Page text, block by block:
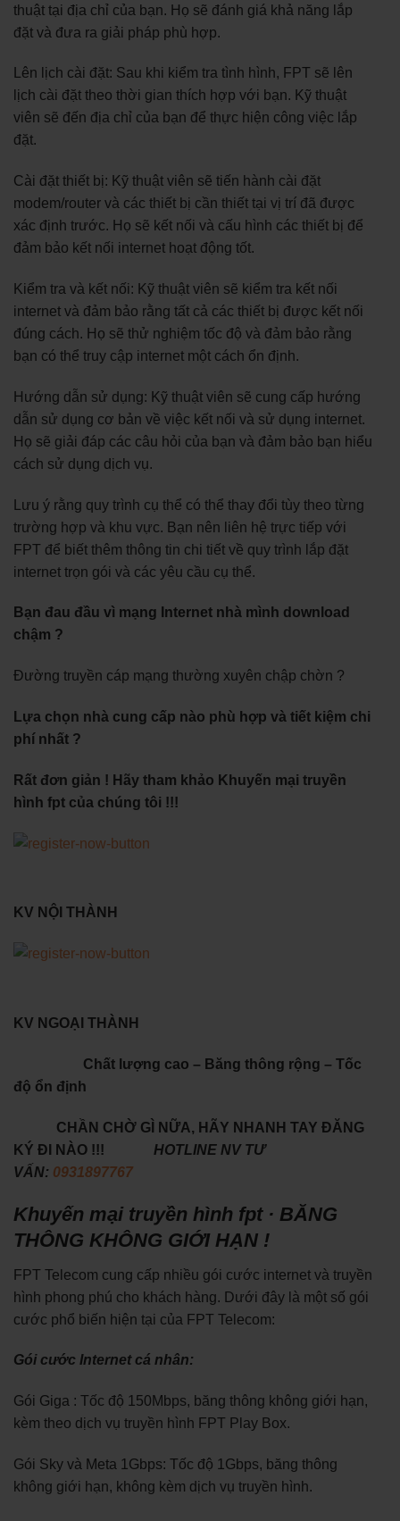
thuật tại địa chỉ của bạn. Họ sẽ đánh giá khả năng lắp
đặt và đưa ra giải pháp phù hợp.
Lên lịch cài đặt: Sau khi kiểm tra tình hình, FPT sẽ lên
lịch cài đặt theo thời gian thích hợp với bạn. Kỹ thuật
viên sẽ đến địa chỉ của bạn để thực hiện công việc lắp
đặt.
Cài đặt thiết bị: Kỹ thuật viên sẽ tiến hành cài đặt
modem/router và các thiết bị cần thiết tại vị trí đã được
xác định trước. Họ sẽ kết nối và cấu hình các thiết bị để
đảm bảo kết nối internet hoạt động tốt.
Kiểm tra và kết nối: Kỹ thuật viên sẽ kiểm tra kết nối
internet và đảm bảo rằng tất cả các thiết bị được kết nối
đúng cách. Họ sẽ thử nghiệm tốc độ và đảm bảo rằng
bạn có thể truy cập internet một cách ổn định.
Hướng dẫn sử dụng: Kỹ thuật viên sẽ cung cấp hướng
dẫn sử dụng cơ bản về việc kết nối và sử dụng internet.
Họ sẽ giải đáp các câu hỏi của bạn và đảm bảo bạn hiểu
cách sử dụng dịch vụ.
Lưu ý rằng quy trình cụ thể có thể thay đổi tùy theo từng
trường hợp và khu vực. Bạn nên liên hệ trực tiếp với
FPT để biết thêm thông tin chi tiết về quy trình lắp đặt
internet trọn gói và các yêu cầu cụ thể.
Bạn đau đầu vì mạng Internet nhà mình download
chậm ?
Đường truyền cáp mạng thường xuyên chập chờn ?
Lựa chọn nhà cung cấp nào phù hợp và tiết kiệm chi
phí nhất ?
Rất đơn giản ! Hãy tham khảo Khuyến mại truyền
hình fpt của chúng tôi !!!
KV NỘI THÀNH
KV NGOẠI THÀNH
Chất lượng cao – Băng thông rộng – Tốc
độ ổn định
CHẦN CHỜ GÌ NỮA, HÃY NHANH TAY ĐĂNG
KÝ ĐI NÀO !!!
HOTLINE NV TƯ
VẤN: 0931897767
Khuyến mại truyền hình fpt · BĂNG
THÔNG KHÔNG GIỚI HẠN !
FPT Telecom cung cấp nhiều gói cước internet và truyền
hình phong phú cho khách hàng. Dưới đây là một số gói
cước phổ biến hiện tại của FPT Telecom:
Gói cước Internet cá nhân:
Gói Giga : Tốc độ 150Mbps, băng thông không giới hạn,
kèm theo dịch vụ truyền hình FPT Play Box.
Gói Sky và Meta 1Gbps: Tốc độ 1Gbps, băng thông
không giới hạn, không kèm dịch vụ truyền hình.